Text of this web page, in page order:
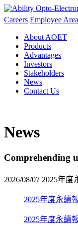
Careers Employee Area
About AOET
Products
Advantages
Investors
Stakeholders
News
Contact Us
News
Comprehending
2026/08/07 2025年度
2025年度永續
2025年度永續